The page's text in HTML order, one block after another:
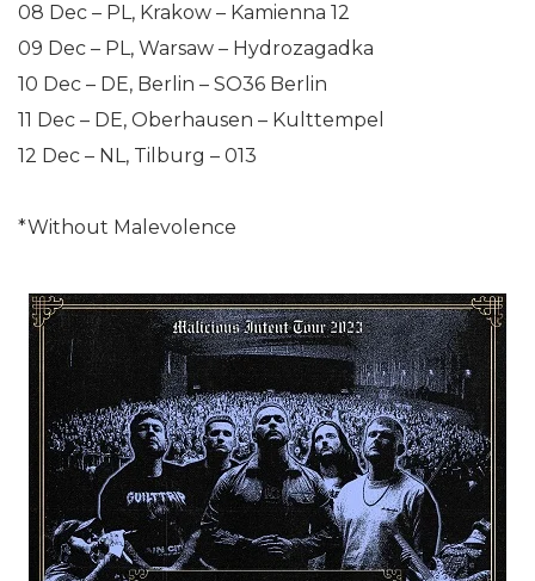
08 Dec – PL, Krakow – Kamienna 12
09 Dec – PL, Warsaw – Hydrozagadka
10 Dec – DE, Berlin – SO36 Berlin
11 Dec – DE, Oberhausen – Kulttempel
12 Dec – NL, Tilburg – 013
*Without Malevolence